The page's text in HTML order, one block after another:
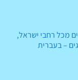
מכלרחבי ישראל,
– בעברית